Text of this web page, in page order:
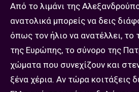
Από το λιμάνι της
ανατολικά μπορείς να δεις
όπως τον ήλιο να ανατέλλει, το
της Ευρώπης, το σύνορο της
χώματα που συνεχίζουν και
ξένα χέρια. Αν τώρα κοιτάξεις